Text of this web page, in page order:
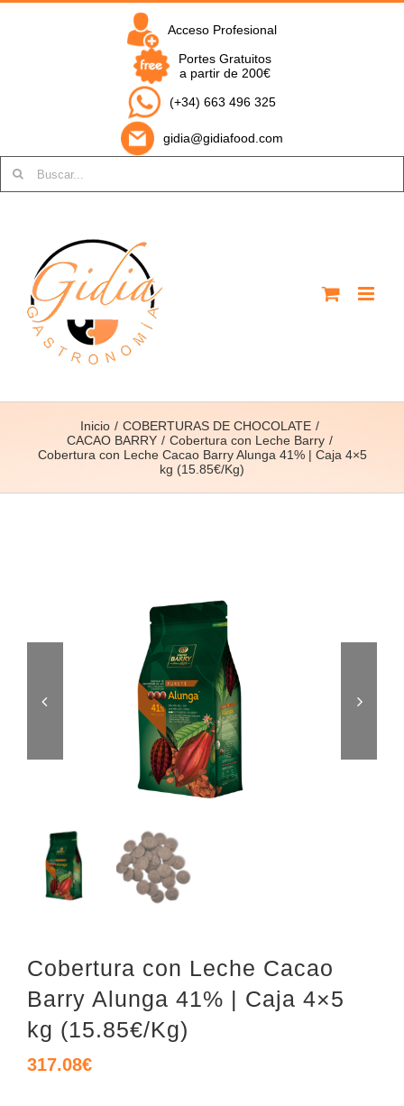
Saltar
Acceso Profesional
Portes Gratuitos
a partir de 200€
(+34) 663 496 325
gidia@gidiafood.com
Inicio
COBERTURAS DE CHOCOLATE
CACAO BARRY
Cobertura con Leche Barry
Cobertura con Leche Cacao Barry Alunga 41% | Caja 4×5
kg (15.85€/Kg)
Cobertura con Leche Cacao
Barry Alunga 41% | Caja 4×5
kg (15.85€/Kg)
317.08€